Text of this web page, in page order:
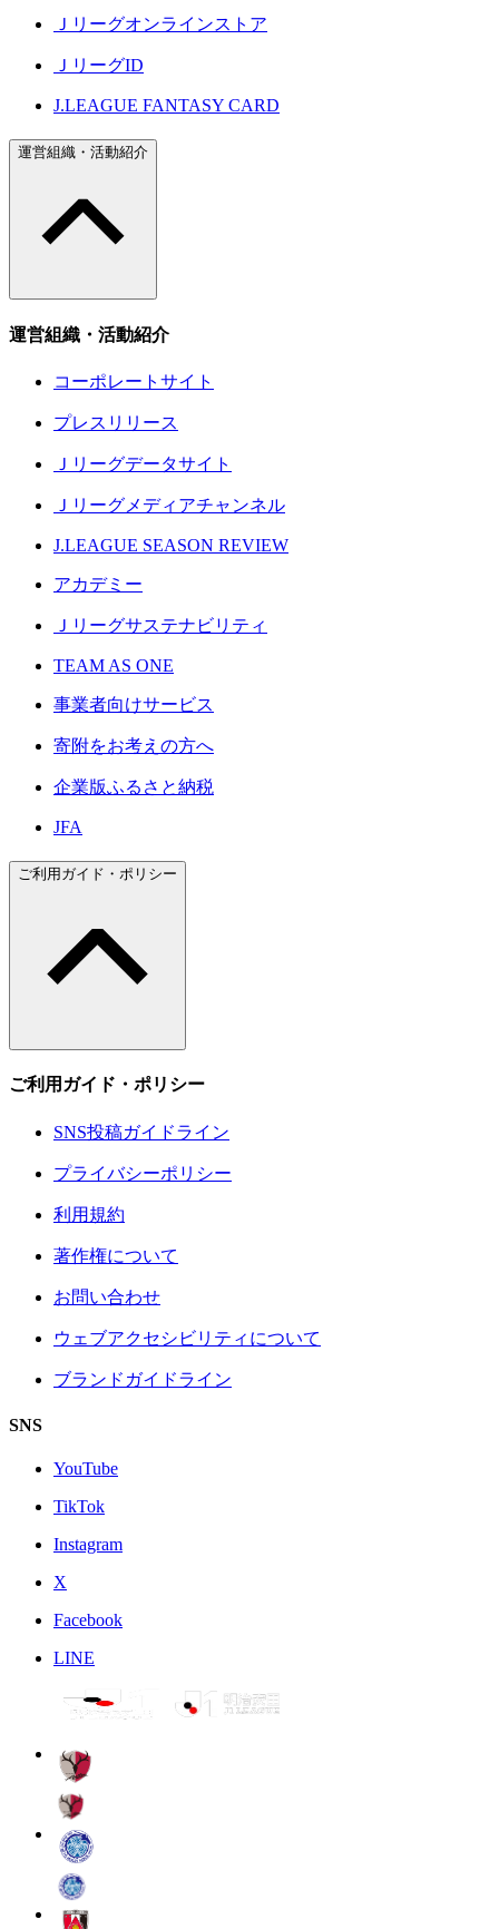
Ｊリーグオンラインストア
ＪリーグID
J.LEAGUE FANTASY CARD
運営組織・活動紹介
運営組織・活動紹介
コーポレートサイト
プレスリリース
Ｊリーグデータサイト
Ｊリーグメディアチャンネル
J.LEAGUE SEASON REVIEW
アカデミー
Ｊリーグサステナビリティ
TEAM AS ONE
事業者向けサービス
寄附をお考えの方へ
企業版ふるさと納税
JFA
ご利用ガイド・ポリシー
ご利用ガイド・ポリシー
SNS投稿ガイドライン
プライバシーポリシー
利用規約
著作権について
お問い合わせ
ウェブアクセシビリティについて
ブランドガイドライン
SNS
YouTube
TikTok
Instagram
X
Facebook
LINE